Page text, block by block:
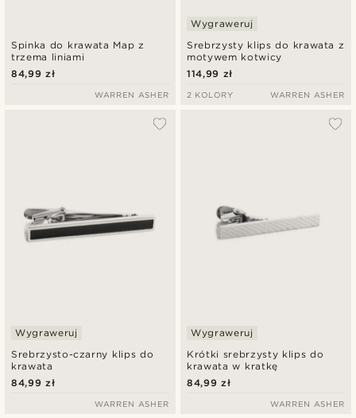
Spinka do krawata Map z
trzema liniami
84,99 zł
WARREN ASHER
Srebrzysty klips do krawata z
motywem kotwicy
Wygraweruj
114,99 zł
2 KOLORY WARREN ASHER
Srebrzysto-czarny klips do
krawata
Wygraweruj
84,99 zł
WARREN ASHER
Krótki srebrzysty klips do
krawata w kratkę
Wygraweruj
84,99 zł
WARREN ASHER